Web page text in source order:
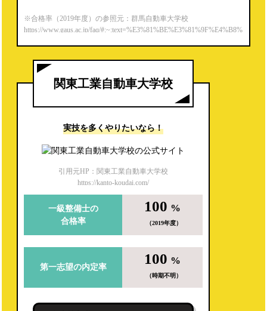
※合格率（2019年度）の参照元：群馬自動車大学校
https://www.gaus.ac.jp/faq/#:~:text=%E3%81%BE%E3%81%9F%E4%B8%
2%E6%AE%8B%E3%81%97%E3%81%A6%E3%81%84%E3%81%BE%
E3%81%99%E3%80%82
関東工業自動車大学校
実技を多くやりたいなら！
引用元HP：関東工業自動車大学校
https://kanto-koudai.com/
一級整備士の
合格率
100 %
（2019年度）
第一志望の内定率
100 %
（時期不明）